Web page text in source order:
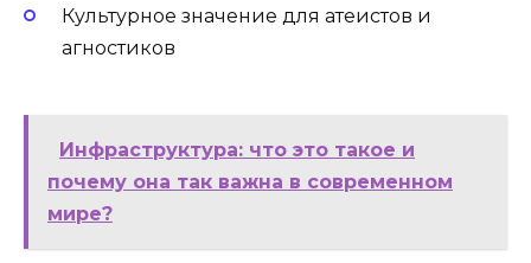
Культурное значение для атеистов и
агностиков
Инфраструктура: что это такое и
почему она так важна в современном
мире?